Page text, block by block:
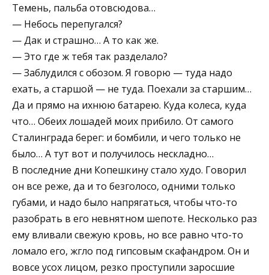
Темень, пальба отовсюдова…
— Небось перепугался?
— Дак и страшно… А то как же.
— Это где ж тебя так разделало?
— Заблудился с обозом. Я говорю — туда надо
ехать, а старшой — не туда. Поехали за старшим…
Да и прямо на ихнюю батарею. Куда колеса, куда
что… Обеих лошадей моих прибило. От самого
Сталинграда берег: и бомбили, и чего только не
было… А тут вот и получилось нескладно…
В последние дни Копешкину стало худо. Говорил
он все реже, да и то безголосо, одними только
губами, и надо было напрягаться, чтобы что-то
разобрать в его невнятном шепоте. Несколько раз
ему вливали свежую кровь, но все равно что-то
ломало его, жгло под гипсовым скафандром. Он и
вовсе усох лицом, резко проступили заросшие